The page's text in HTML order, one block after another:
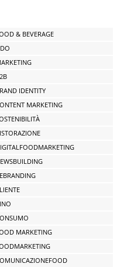
& BEVERAGE
IDENTITY
MARKETING
MARKETING